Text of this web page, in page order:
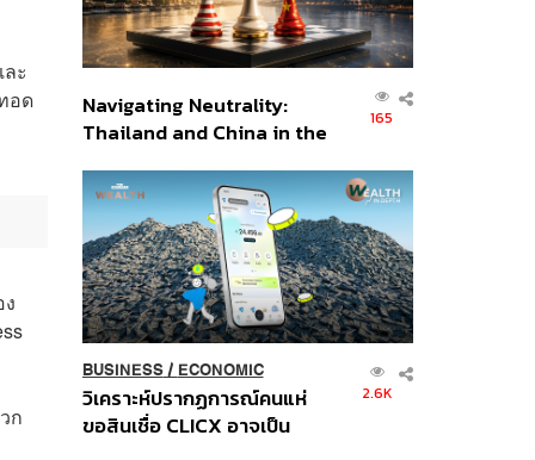
ะ
อด
ก
Navigating Neutrality:
Thailand and China in the
Order
165
BUSINESS/ ECONOMIC
วิเคราะห์ปรากฏการณ์คนแห่
ขอสินเชื่อ CLICX อาจเป็น
2.6K